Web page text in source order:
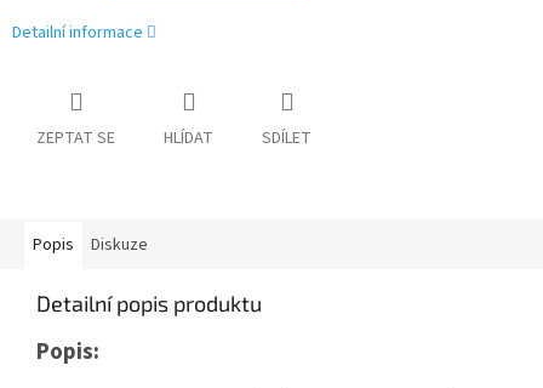
Detailní informace
ZEPTAT SE HLÍDAT SDÍLET
Popis Diskuze
Detailní popis produktu
Popis: